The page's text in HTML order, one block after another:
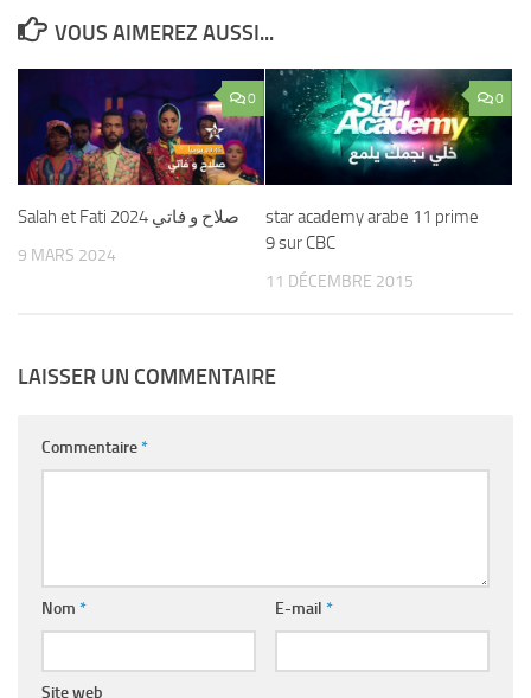
VOUS AIMEREZ AUSSI...
0
Salah et Fati 2024 صلاح و فاتي
9 MARS 2024
0
star academy arabe 11 prime
9 sur CBC
11 DÉCEMBRE 2015
LAISSER UN COMMENTAIRE
Commentaire*
Nom * E-mail *
Site web